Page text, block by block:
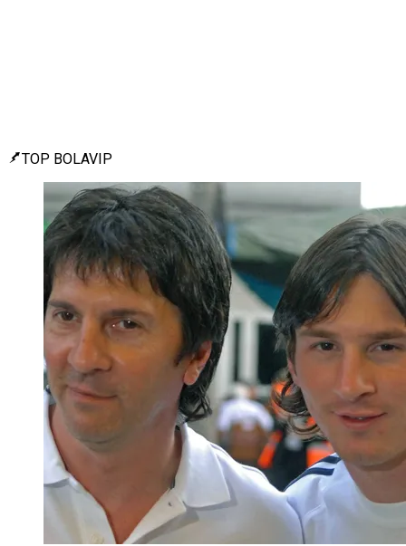
TOP BOLAVIP